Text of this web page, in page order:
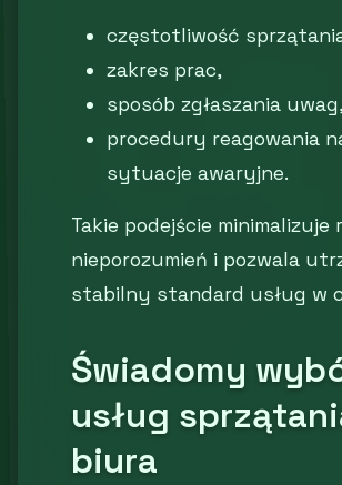
częstotliwość
zakres prac,
sposób zgłaszania uwag,
procedury reagowania
sytuacje awaryjne.
Takie podejście minimalizuje
nieporozumień i pozwala
stabilny standard usług w
Świadomy
usług
biura